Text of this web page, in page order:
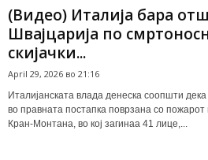
(Видео) Италија бара
Швајцарија по
скијачки...
April 29, 2026 во 21:16
Италијанската влада денеска соопшти
во правната постапка поврзана со пожарот
Кран-Монтана, во кој загинаа 41 лице,...